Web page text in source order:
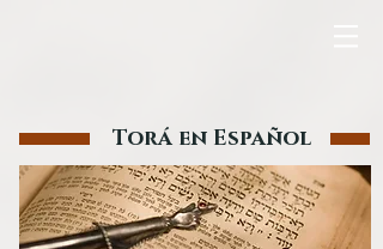
Torá en Español